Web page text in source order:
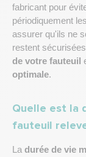
fabricant pour
périodiquement
assurer qu'ils ne
restent
de votre fauteuil
optimale.
Quelle est la
fauteuil
La durée de vie